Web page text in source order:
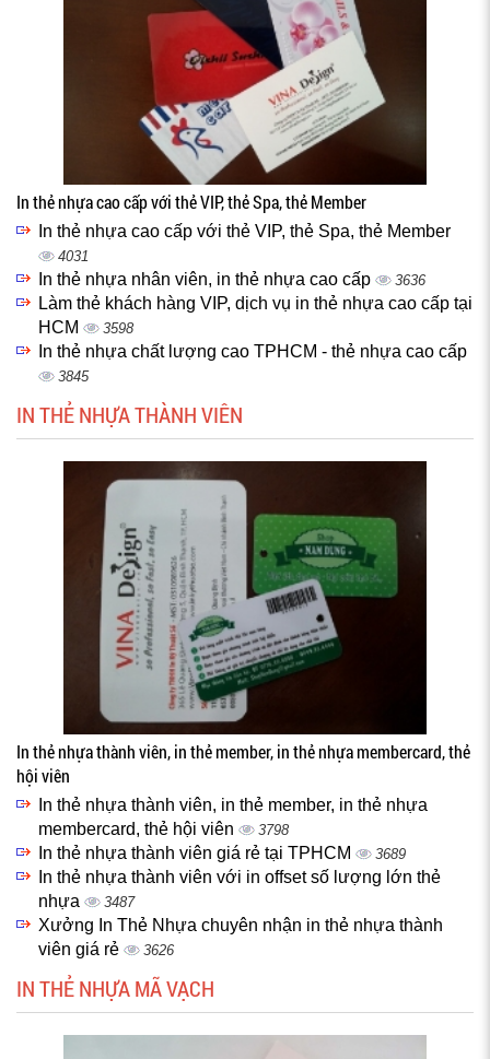
In thẻ nhựa cao cấp với thẻ VIP, thẻ Spa, thẻ Member
In thẻ nhựa cao cấp với thẻ VIP, thẻ Spa, thẻ Member
4031
In thẻ nhựa nhân viên, in thẻ nhựa cao cấp 3636
Làm thẻ khách hàng VIP, dịch vụ in thẻ nhựa cao cấp tại
HCM
3598
In thẻ nhựa chất lượng cao TPHCM - thẻ nhựa cao cấp
3845
IN THẺ NHỰA THÀNH VIÊN
In thẻ nhựa thành viên, in thẻ member, in thẻ nhựa membercard, thẻ
hội viên
In thẻ nhựa thành viên, in thẻ member, in thẻ nhựa
membercard, thẻ hội viên
3798
In thẻ nhựa thành viên giá rẻ tại TPHCM 3689
In thẻ nhựa thành viên với in offset số lượng lớn thẻ
nhựa
3487
Xưởng In Thẻ Nhựa chuyên nhận in thẻ nhựa thành
viên giá rẻ
3626
IN THẺ NHỰA MÃ VẠCH